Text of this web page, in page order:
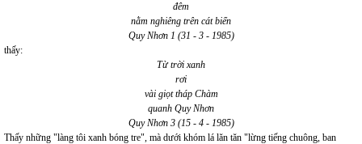
đêm
nằm nghiêng trên cát biển
Quy Nhơn 1 (31 - 3 - 1985)
thấy:
Từ trời xanh
rơi
vài giọt tháp Chàm
quanh Quy Nhơn
Quy Nhơn 3 (15 - 4 - 1985)
Thấy những "làng tôi xanh bóng tre", mà dưới khóm lá lăn tăn "lừng tiếng chuông, ban